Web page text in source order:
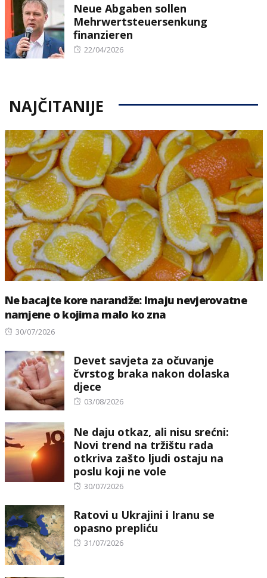
Neue Abgaben sollen
Mehrwertsteuersenkung
finanzieren
Posted
22/04/2026
NAJČITANIJE
Ne bacajte kore narandže: Imaju nevjerovatne
namjene o kojima malo ko zna
Posted
30/07/2026
Devet savjeta za očuvanje
čvrstog braka nakon dolaska
djece
Posted
03/08/2026
Ne daju otkaz, ali nisu srećni:
Novi trend na tržištu rada
otkriva zašto ljudi ostaju na
poslu koji ne vole
Posted
30/07/2026
Ratovi u Ukrajini i Iranu se
opasno prepliću
Posted
31/07/2026